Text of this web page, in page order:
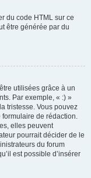
du code HTML sur ce
être générée par du
utilisées grâce à un
Par exemple, « :) »
tristesse. Vous pouvez
de rédaction.
elles peuvent
pourrait décider de le
du forum
est possible d’insérer